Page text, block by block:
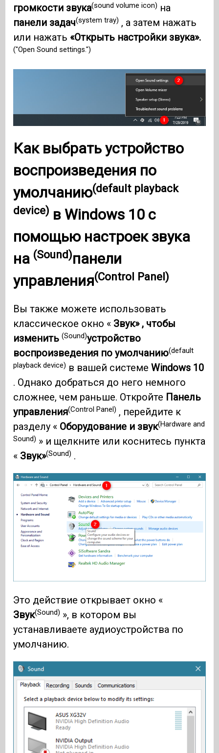
громкости звука(sound volume icon) на
панели задач(system tray) , а затем нажать
или нажать «Открыть настройки звука».
("Open Sound settings.")
Как выбратьустройство
воспроизведения по
умолчанию(default playback
device) вWindows 10 с
помощью настроекзвука
на (Sound)панели
управления(Control Panel)
Вы также можете использовать
классическое окно « Звук» , чтобы
изменить(Sound)устройство
воспроизведения по умолчанию(default
playback device) в вашей системеWindows 10
. Однако добраться до него немного
сложнее, чем раньше. Откройте Панель
управления(Control Panel) , перейдите к
разделу « Оборудование и звук(Hardware and
Sound) » и щелкните или коснитесь пункта
« Звук»(Sound) .
Это действие открывает окно «
Звук(Sound) », в котором вы
устанавливаете аудиоустройства по
умолчанию.